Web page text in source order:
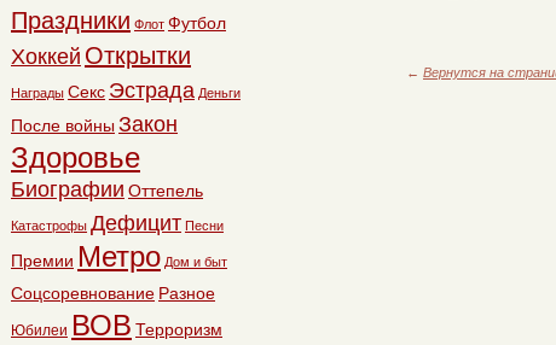
← Вернутся на
Праздники Флот Футбол
Хоккей Открытки
Награды Секс Эстрада Деньги
После войны Закон
Здоровье
Биографии Оттепель
Катастрофы Дефицит Песни
Премии Метро Дом и быт
Соцсоревнование Разное
Юбилеи ВОВ Терроризм